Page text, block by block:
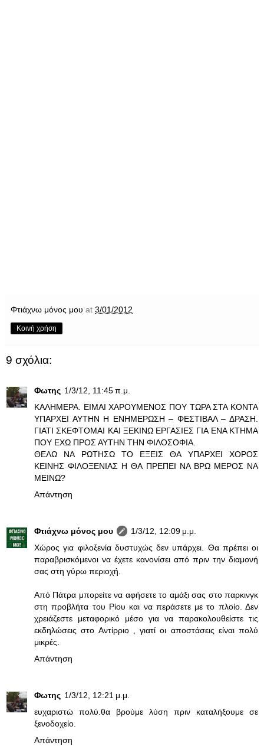
Φτιάχνω μόνος μου at 3/01/2012
Κοινή χρήση
9 σχόλια:
Φωτης 1/3/12, 11:45 π.μ.
ΚΑΛΗΜΕΡΑ. ΕΙΜΑΙ ΧΑΡΟΥΜΕΝΟΣ ΠΟΥ ΤΩΡΑ ΣΤΑ ΚΟΝΤΑ
ΥΠΑΡΧΕΙ ΑΥΤΗΝ Η ΕΝΗΜΕΡΩΣΗ – ΦΕΣΤΙΒΑΛ – ΔΡΑΣΗ.
ΓΙΑΤΙ ΣΚΕΦΤΟΜΑΙ ΚΑΙ ΞΕΚΙΝΩ ΕΡΓΑΣΙΕΣ ΓΙΑ ΕΝΑ ΚΤΗΜΑ
ΠΟΥ ΕΧΩ ΠΡΟΣ ΑΥΤΗΝ ΤΗΝ ΦΙΛΟΣΟΦΙΑ.
ΘΕΛΩ ΝΑ ΡΩΤΗΣΩ ΤΟ ΕΞΕΙΣ ΘΑ ΥΠΑΡΧΕΙ ΧΟΡΟΣ
ΚΕΙΝΗΣ ΦΙΛΟΞΕΝΙΑΣ Η ΘΑ ΠΡΕΠΕΙ ΝΑ ΒΡΩ ΜΕΡΟΣ ΝΑ
ΜΕΙΝΩ?
Απάντηση
Φτιάχνω μόνος μου
1/3/12, 12:09 μ.μ.
Χώρος για φιλοξενία δυστυχώς δεν υπάρχει. Θα πρέπει οι
παραβρισκόμενοι να έχετε κανονίσει από πριν την διαμονή
σας στη γύρω περιοχή.
Από Πάτρα μπορείτε να αφήσετε το αμάξι σας στο παρκινγκ
στη προβλήτα του Ρίου και να περάσετε με το πλοίο. Δεν
χρειάζεστε μεταφορικό μέσο για να παρακολουθείστε τις
εκδηλώσεις στο Αντίρριο , γιατί οι αποστάσεις είναι πολύ
μικρές.
Απάντηση
Φωτης 1/3/12, 12:21 μ.μ.
ευχαριστώ πολύ.θα βρούμε λύση πριν καταλήξουμε σε
ξενοδοχείο.
Απάντηση